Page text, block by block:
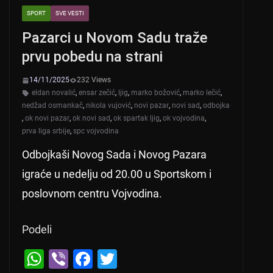
SPORT SVE VESTI
Pazarci u Novom Sadu traže
prvu pobedu na strani
14/11/2025
232 Views
eldan novalić, ensar zečić, ljig, marko božović, marko lečić,
nedžad osmankač, nikola vujović, novi pazar, novi sad, odbojka
, ok novi pazar, ok novi sad, ok spartak ljig, ok vojvodina,
prva liga srbije, spc vojvodina
Odbojkaši Novog Sada i Novog Pazara
igraće u nedelju od 20.00 u Sportskom i
poslovnom centru Vojvodina.
Podeli
W
Vi
F